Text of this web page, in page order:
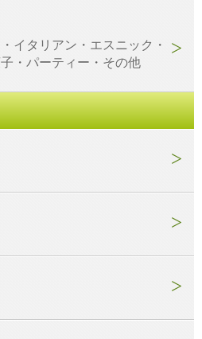
イタリアン・エスニック・
・パーティー・その他